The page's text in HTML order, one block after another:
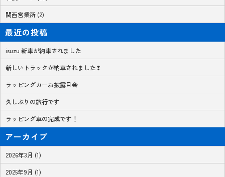
関西営業所 (2)
最近の投稿
isuzu 新車が納車されました
新しいトラックが納車されました❢
ラッピングカーお披露目会
久しぶりの旅行です
ラッピング車の完成です！
アーカイブ
2026年3月 (1)
2025年9月 (1)